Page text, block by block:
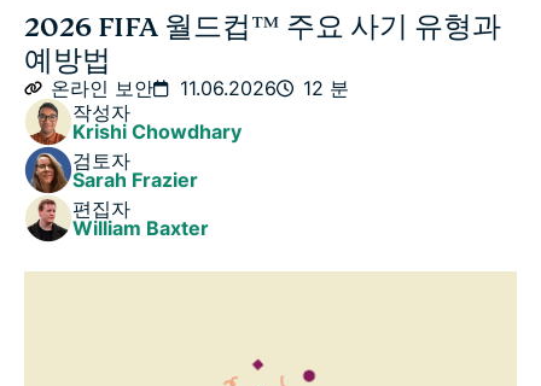
조심해야 할 흔한 2026 FIFA 월드컵™ 사기 유형
2026 FIFA 월드컵™ 사기를 피하기 위한 일반 안전 수
칙
2026 FIFA 월드컵™ 사기 피해를 입었을 때 해야 할 일
FAQ
2026 FIFA 월드컵™ 주요 사기 유형과
예방법
온라인 보안 11.06.2026
12 분
작성자
Krishi Chowdhary
검토자
Sarah Frazier
편집자
William Baxter